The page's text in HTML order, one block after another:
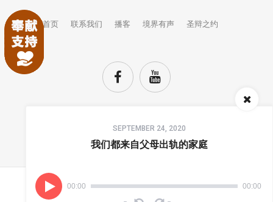
SEPTEMBER 24, 2020
我们都来自父母出轨的家庭
00:00 00:00
首页 联系我们 播客 境界有声 圣辩之约
TOP